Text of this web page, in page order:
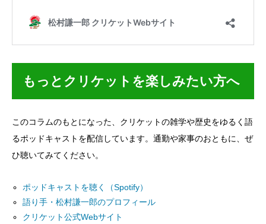
もっとクリケットを楽しみたい方へ
このコラムのもとになった、クリケットの雑学や歴史をゆるく語
るポッドキャストを配信しています。通勤や家事のおともに、ぜ
ひ聴いてみてください。
ポッドキャストを聴く（Spotify）
語り手・松村謙一郎のプロフィール
クリケット公式Webサイト